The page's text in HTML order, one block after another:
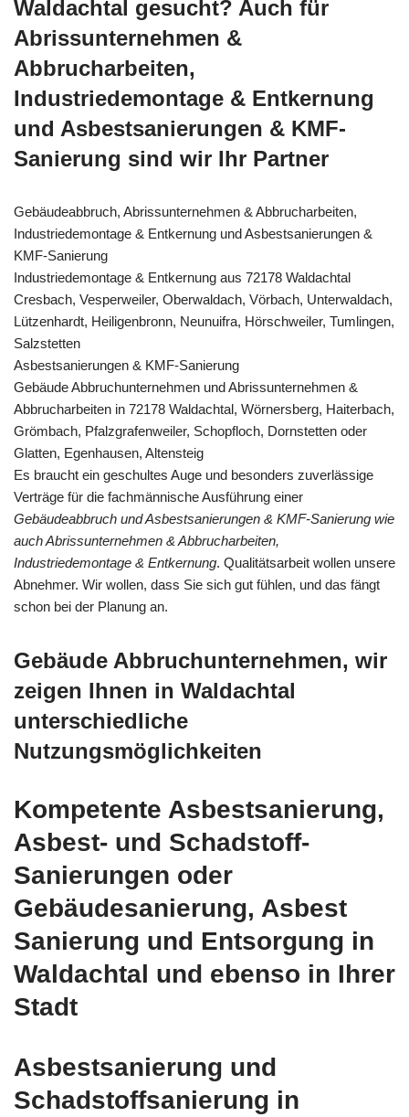
Waldachtal gesucht? Auch für
Abrissunternehmen &
Abbrucharbeiten,
Industriedemontage & Entkernung
und Asbestsanierungen & KMF-
Sanierung sind wir Ihr Partner
Gebäudeabbruch, Abrissunternehmen & Abbrucharbeiten,
Industriedemontage & Entkernung und Asbestsanierungen &
KMF-Sanierung
Industriedemontage & Entkernung aus 72178 Waldachtal
Cresbach, Vesperweiler, Oberwaldach, Vörbach, Unterwaldach,
Lützenhardt, Heiligenbronn, Neunuifra, Hörschweiler, Tumlingen,
Salzstetten
Asbestsanierungen & KMF-Sanierung
Gebäude Abbruchunternehmen und Abrissunternehmen &
Abbrucharbeiten in 72178 Waldachtal, Wörnersberg, Haiterbach,
Grömbach, Pfalzgrafenweiler, Schopfloch, Dornstetten oder
Glatten, Egenhausen, Altensteig
Es braucht ein geschultes Auge und besonders zuverlässige
Verträge für die fachmännische Ausführung einer
Gebäudeabbruch und Asbestsanierungen & KMF-Sanierung wie
auch Abrissunternehmen & Abbrucharbeiten,
Industriedemontage & Entkernung. Qualitätsarbeit wollen unsere
Abnehmer. Wir wollen, dass Sie sich gut fühlen, und das fängt
schon bei der Planung an.
Gebäude Abbruchunternehmen, wir
zeigen Ihnen in Waldachtal
unterschiedliche
Nutzungsmöglichkeiten
Kompetente Asbestsanierung,
Asbest- und Schadstoff-
Sanierungen oder
Gebäudesanierung, Asbest
Sanierung und Entsorgung in
Waldachtal und ebenso in Ihrer
Stadt
Asbestsanierung und
Schadstoffsanierung in